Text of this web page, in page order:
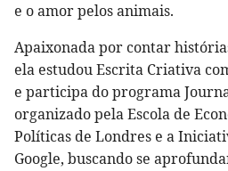
e o amor pelos animais.
Apaixonada por contar
ela estudou Escrita Criativa
e participa do programa
organizado pela Escola de
Políticas de Londres e a
Google, buscando se